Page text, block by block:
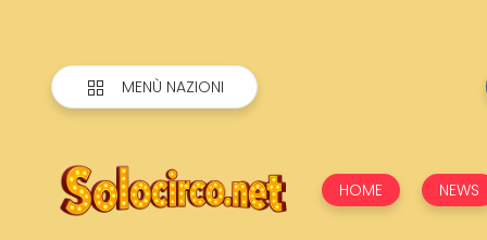
MENÙ NAZIONI
HOME NEWS